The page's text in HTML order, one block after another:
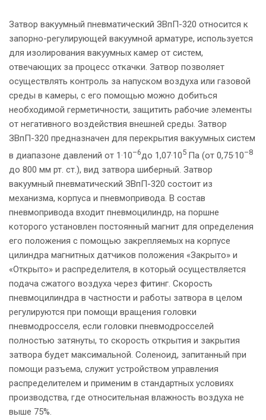
Затвор вакуумный пневматический ЗВпП-320 относится к
запорно-регулирующей вакуумной арматуре, используется
для изолирования вакуумных камер от систем,
отвечающих за процесс откачки. Затвор позволяет
осуществлять контроль за напуском воздуха или газовой
среды в камеры, с его помощью можно добиться
необходимой герметичности, защитить рабочие элементы
от негативного воздействия внешней среды. Затвор
ЗВпП-320 предназначен для перекрытия вакуумных систем
в диапазоне давлений от 1·10–6до 1,07·105 Па (от 0,75·10–8
до 800 мм рт. ст.), вид затвора шиберный. Затвор
вакуумный пневматический ЗВпП-320 состоит из
механизма, корпуса и пневмопривода. В состав
пневмопривода входит пневмоцилиндр, на поршне
которого установлен постоянный магнит для определения
его положения с помощью закрепляемых на корпусе
цилиндра магнитных датчиков положения «Закрыто» и
«Открыто» и распределителя, в который осуществляется
подача сжатого воздуха через фитинг. Скорость
пневмоцилиндра в частности и работы затвора в целом
регулируются при помощи вращения головки
пневмодросселя, если головки пневмодросселей
полностью затянуты, то скорость открытия и закрытия
затвора будет максимальной. Соленоид, запитанный при
помощи разъема, служит устройством управления
распределителем и применим в стандартных условиях
производства, где относительная влажность воздуха не
выше 75%.